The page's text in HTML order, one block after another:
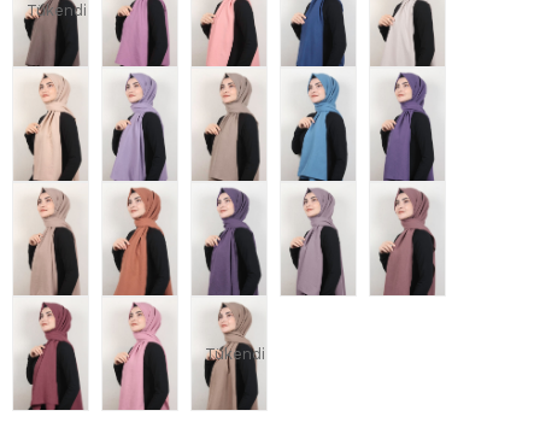
Tükendi
Tükendi